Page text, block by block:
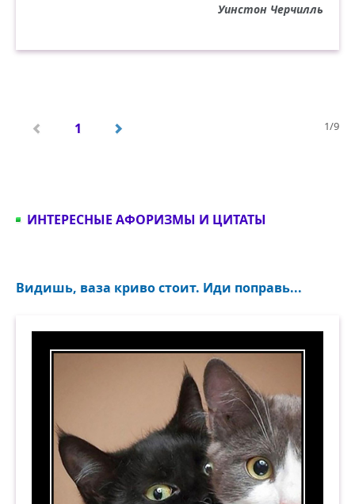
Уинстон Черчилль
1/9
1
ИНТЕРЕСНЫЕ АФОРИЗМЫ И ЦИТАТЫ
Видишь, ваза криво стоит. Иди поправь...